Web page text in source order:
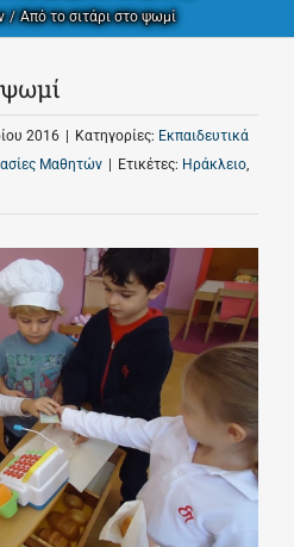
Από το σιτάρι στο ψωμί
ψωμί
2016 Κατηγορίες: Εκπαιδευτικά
Μαθητών Ετικέτες: Ηράκλειο,